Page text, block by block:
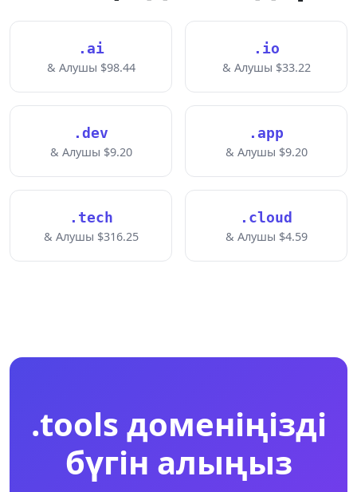
.ai
& Алушы $98.44
.io
& Алушы $33.22
.dev
& Алушы $9.20
.app
& Алушы $9.20
.tech
& Алушы $316.25
.cloud
& Алушы $4.59
.tools доменіңізді
бүгін алыңыз